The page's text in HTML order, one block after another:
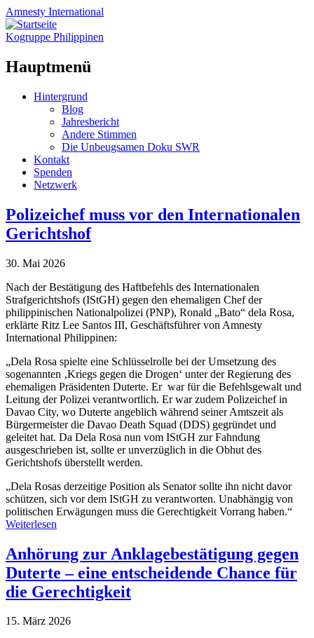
Amnesty International
Kogruppe Philippinen
Hauptmenü
Zum
Hintergrund
Blog
Jahresbericht
Andere Stimmen
Die Unbeugsamen Doku SWR
Kontakt
Spenden
Netzwerk
Polizeichef muss vor den Internationalen
Gerichtshof
30. Mai 2026
Nach der Bestätigung des Haftbefehls des Internationalen
Strafgerichtshofs (IStGH) gegen den ehemaligen Chef der
philippinischen Nationalpolizei (PNP), Ronald „Bato“ dela Rosa,
erklärte Ritz Lee Santos III, Geschäftsführer von Amnesty
International Philippinen:
„Dela Rosa spielte eine Schlüsselrolle bei der Umsetzung des
sogenannten ‚Kriegs gegen die Drogen‘ unter der Regierung des
ehemaligen Präsidenten Duterte. Er war für die Befehlsgewalt und
Leitung der Polizei verantwortlich. Er war zudem Polizeichef in
Davao City, wo Duterte angeblich während seiner Amtszeit als
Bürgermeister die Davao Death Squad (DDS) gegründet und
geleitet hat. Da Dela Rosa nun vom IStGH zur Fahndung
ausgeschrieben ist, sollte er unverzüglich in die Obhut des
Gerichtshofs überstellt werden.
„Dela Rosas derzeitige Position als Senator sollte ihn nicht davor
schützen, sich vor dem IStGH zu verantworten. Unabhängig von
politischen Erwägungen muss die Gerechtigkeit Vorrang haben.“
Weiterlesen
Anhörung zur Anklagebestätigung gegen
Duterte – eine entscheidende Chance für
die Gerechtigkeit
15. März 2026